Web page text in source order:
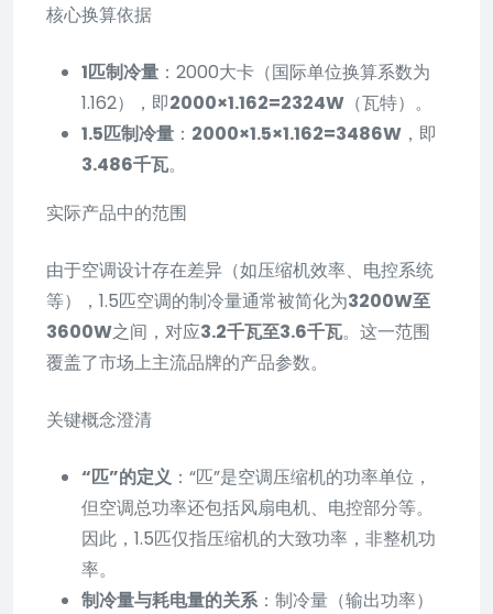
核心换算依据
1匹制冷量 ：2000大卡（国际单位换算系数为
1.162），即2000×1.162=2324W （瓦特）。
1.5匹制冷量 ： 2000×1.5×1.162=3486W ，即
3.486千瓦。
实际产品中的范围
由于空调设计存在差异（如压缩机效率、电控系统
等），1.5匹空调的制冷量通常被简化为3200W至
3600W之间，对应3.2千瓦至3.6千瓦。这一范围
覆盖了市场上主流品牌的产品参数。
关键概念澄清
“匹”的定义 ：“匹”是空调压缩机的功率单位，
但空调总功率还包括风扇电机、电控部分等。
因此，1.5匹仅指压缩机的大致功率，非整机功
率。
制冷量与耗电量的关系：制冷量（输出功率）